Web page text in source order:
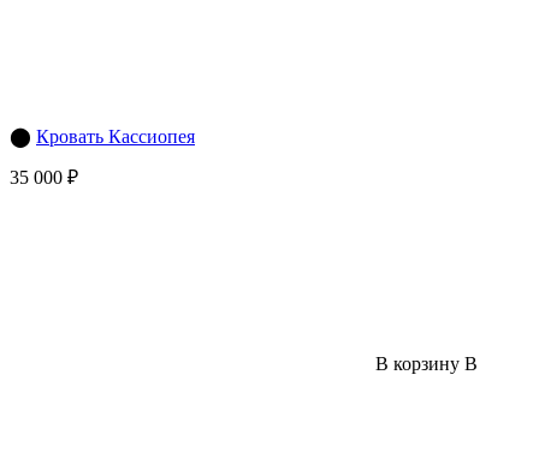
⬤ Кровать Кассиопея
35 000 ₽
В корзину В